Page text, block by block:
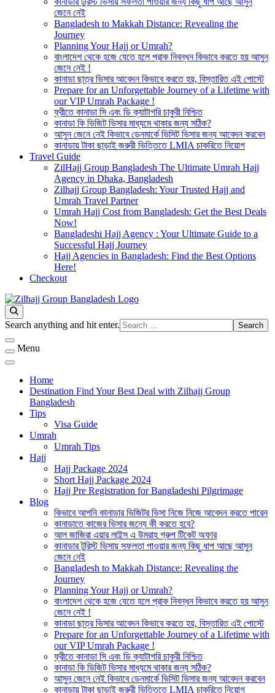
জেনে নেই
Bangladesh to Makkah Distance: Revealing the
Journey
Planning Your Hajj or Umrah?
বাংলাদেশ থেকে হজে যেতে হলে প্রাক নিবন্ধন কিভাবে করতে হয় আসুন
জেনে নেই !
কানাডা ছাত্র ভিসার আবেদন কিভাবে করতে হয়, বিস্তারিত এই পোস্টে
Prepare for an Unforgettable Journey of a Lifetime with
our VIP Umrah Package !
ফ্রীতে কানাডা সি এবং ডি ক্যাটাগরি চাকুরী নিশ্চিত
কানাডা কি ভিজিট ভিসার মাধ্যমে থাকার জন্য সঠিক?
আসুন জেনে নেই কিভাবে ডেনমার্কে ভিসিট ভিসার জন্য আবেদন করবেন
কানাডায় টাকা ছাড়াই জরুরী ভিত্তিতে LMIA চাকরিতে নিয়োগ
Travel Guide
ZilHajj Group Bangladesh The Ultimate Umrah Hajj
Agency in Dhaka, Bangladesh
Zilhajj Group Bangladesh: Your Trusted Hajj and
Umrah Travel Partner
Umrah Hajj Cost from Bangladesh: Get the Best Deals
Now!
Bangladeshi Hajj Agency : Your Ultimate Guide to a
Successful Hajj Journey
Hajj Agencies in Bangladesh: Find the Best Options
Here!
Checkout
জিলহজ্জ গ্রুপ বাংলাদেশ
Best Hajj Umrah Travel Tour Agent in Bangladesh
Looking
Something?
Search anything and hit enter.
Menu
Home
Destination Find Your Best Deal with Zilhajj Group
Bangladesh
Tips
Visa Guide
Umrah
Umrah Tips
Hajj
Hajj Package 2024
Short Hajj Package 2024
Hajj Pre Registration for Bangladeshi Pilgrimage
Blog
কিভাবে আপনি কানাডার ভিজিটর ভিসা নিজে নিজে আবেদন করতে পারেন
কানাডাতে কাজের ভিসার জন্যে কী করতে হবে?
আল জাজিরা এয়ার লাইন্স এ উমরাহ গ্রুপ টিকেট অফার
কানাডার টুরিস্ট ভিসায় সফলতা পাওয়ার জন্য কিছু ধাপ আছে আসুন
জেনে নেই
Bangladesh to Makkah Distance: Revealing the
Journey
Planning Your Hajj or Umrah?
বাংলাদেশ থেকে হজে যেতে হলে প্রাক নিবন্ধন কিভাবে করতে হয় আসুন
জেনে নেই !
কানাডা ছাত্র ভিসার আবেদন কিভাবে করতে হয়, বিস্তারিত এই পোস্টে
Prepare for an Unforgettable Journey of a Lifetime with
our VIP Umrah Package !
ফ্রীতে কানাডা সি এবং ডি ক্যাটাগরি চাকুরী নিশ্চিত
কানাডা কি ভিজিট ভিসার মাধ্যমে থাকার জন্য সঠিক?
আসুন জেনে নেই কিভাবে ডেনমার্কে ভিসিট ভিসার জন্য আবেদন করবেন
কানাডায় টাকা ছাড়াই জরুরী ভিত্তিতে LMIA চাকরিতে নিয়োগ